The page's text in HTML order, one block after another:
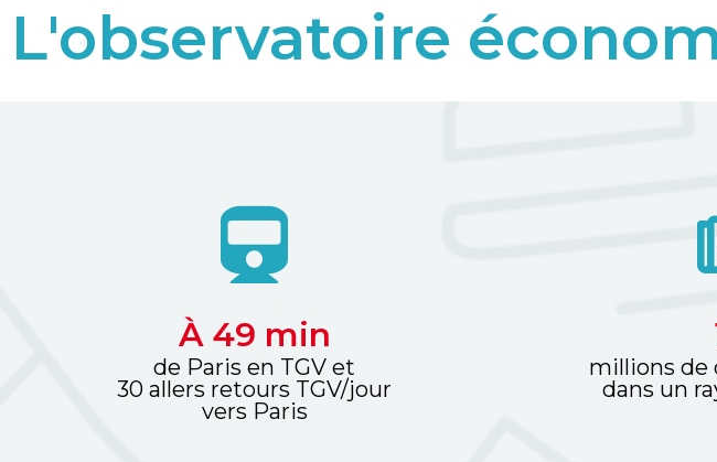
L'observatoire
À 56 min
de Paris en TGV et
30 allers retours TGV/jour
vers Paris
millions de
dans un